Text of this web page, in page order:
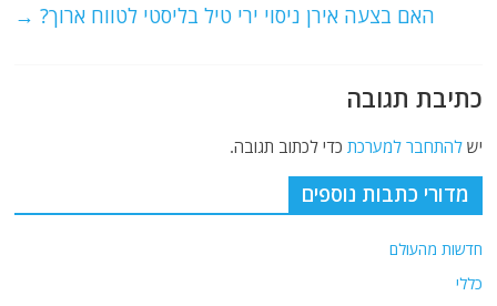
k
האם בצעה אירן ניסוי ירי טיל בליסטי לטווח ארוך? →
כתיבת תגובה
ישלהתחבר למערכת כדי לכתוב תגובה.
מדורי כתבות נוספים
חדשות מהעולם
כללי